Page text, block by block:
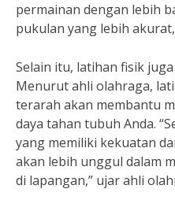
permainan dengan lebih
pukulan yang lebih
Selain itu, latihan fisik
Menurut ahli olahraga,
terarah akan membantu
daya tahan tubuh Anda.
yang memiliki kekuatan
akan lebih unggul dalam
di lapangan,” ujar ahli